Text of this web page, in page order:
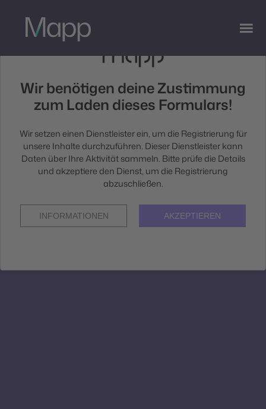
Partner
werden
Interessiert am Mapp Partnerprogramm? Werde Teil
Wir benötigen deine Zustimmung
zum Laden dieses Formulars!
Wir setzen einen Dienstleister ein, um die Registrierung für
unsere Inhalte durchzuführen. Dieser Dienstleister kann
Daten über Ihre Aktivität sammeln. Bitte prüfe die Details
und akzeptiere den Dienst, um die Registrierung
abzuschließen.
INFORMATIONEN AKZEPTIEREN